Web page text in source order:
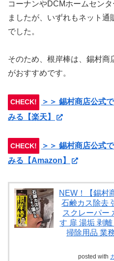
コーナンやDCMホームセン
ましたが、いずれもネット
でした。
そのため、根岸棒は、錫村
がおすすめです。
CHECK!
＞＞ 錫村商店公式
みる【楽天】
CHECK!
＞＞ 錫村商店公式
みる【Amazon】
NEW！【錫村
石鹸カス除去
スクレーパー
す 扉 湯垢 剥
掃除用品 業
posted with